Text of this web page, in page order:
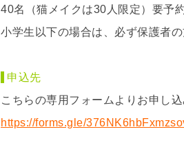
40名（猫メイクは30人限定）要予
小学生以下の場合は、必ず保護者
申込先
こちらの専用フォームよりお申し
https://forms.gle/